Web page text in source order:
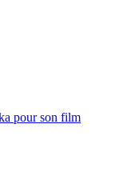
pour son film